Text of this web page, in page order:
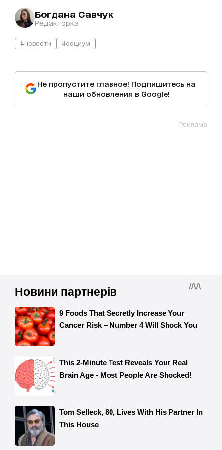
Богдана Савчук
Редакторка
#новости #социум
Не пропустите главное! Подпишитесь на
наши обновления в Google!
Реклама